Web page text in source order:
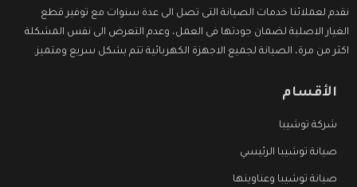
نقدم لعملائنا خدمات الصيانة التى تصل الى عدة سنوات مع توفير قطع
الغيار الاصلية لضمان جودتها فى العمل، وعدم التعرض الى نفس المشكلة
اكثر من مرة، الصيانة لجميع الاجهزة الكهربائية تتم بشكل سريع ومتميز.
الأقسام
شركة توشيبا
صيانة توشيبا الرئيسي
صيانة توشيبا وعناوينها